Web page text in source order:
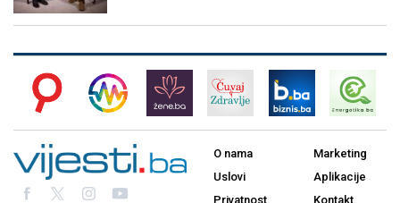
O nama
Uslovi
Privatnost
Marketing
Aplikacije
Kontakt